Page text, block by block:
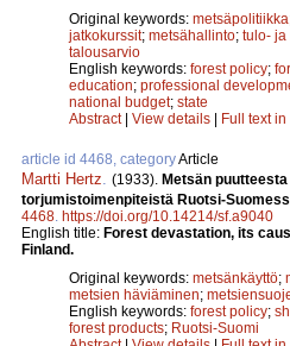
Original keywords: metsäpolitiikka
jatkokurssit; metsähallinto; tulo- ja
talousarvio
English keywords: forest policy;
education; professional
national budget; state
Abstract| View details | Full text in
article id 4468, categoryArticle
Martti Hertz (1933). Metsän
torjumistoimenpiteistä Ruotsi-
4468 https://doi.org/10.14214/sf.a9040
English title: Forest devastation, its
Finland.
Original keywords: metsänkäyttö;
metsien häviäminen;
English keywords: forest policy;
forest products; Ruotsi-Suomi